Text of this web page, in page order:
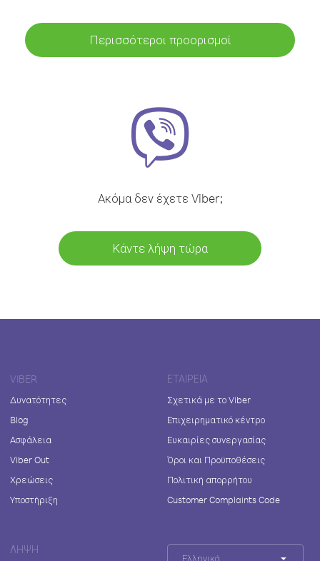
Περισσότεροι προορισμοί
Ακόμα δεν έχετε Viber;
Κάντε λήψη τώρα
VIBER
Δυνατότητες
Blog
Ασφάλεια
Viber Out
Χρεώσεις
Υποστήριξη
ΕΤΑΙΡΕΊΑ
Σχετικά με το Viber
Επιχειρηματικό κέντρο
Ευκαιρίες συνεργασίας
Όροι και Προϋποθέσεις
Πολιτική απορρήτου
Customer Complaints Code
ΛΉΨΗ
Ελληνικά